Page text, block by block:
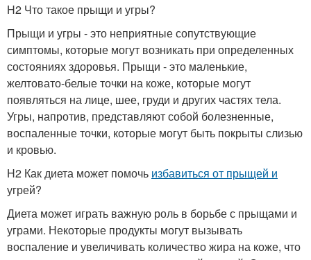
H2 Что такое прыщи и угры?
Прыщи и угры - это неприятные сопутствующие
симптомы, которые могут возникать при определенных
состояниях здоровья. Прыщи - это маленькие,
желтовато-белые точки на коже, которые могут
появляться на лице, шее, груди и других частях тела.
Угры, напротив, представляют собой болезненные,
воспаленные точки, которые могут быть покрыты слизью
и кровью.
H2 Как диета может помочь избавиться от прыщей и
угрей?
Диета может играть важную роль в борьбе с прыщами и
уграми. Некоторые продукты могут вызывать
воспаление и увеличивать количество жира на коже, что